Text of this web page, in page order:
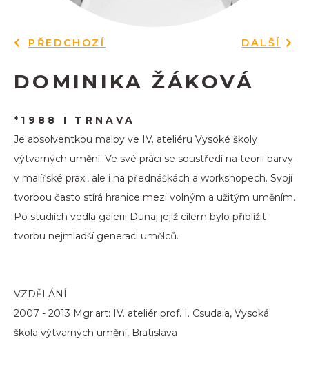
PŘEDCHOZÍ DALŠÍ
DOMINIKA ŽÁKOVÁ
*1988 I TRNAVA
Je absolventkou malby ve IV. ateliéru Vysoké školy
výtvarných umění. Ve své práci se soustředí na teorii barvy
v malířské praxi, ale i na přednáškách a workshopech. Svojí
tvorbou často stírá hranice mezi volným a užitým uměním.
Po studiích vedla galerii Dunaj jejíž cílem bylo přiblížit
tvorbu nejmladší generaci umělců.
VZDĚLÁNÍ
2007 - 2013 Mgr.art: IV. ateliér prof. I. Csudaia, Vysoká
škola výtvarných umění, Bratislava